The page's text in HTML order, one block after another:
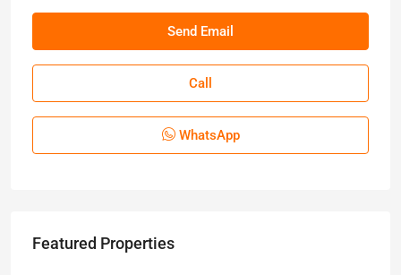
Call
WhatsApp
Featured Properties